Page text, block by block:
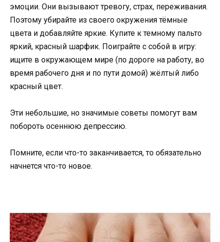
эмоции. Они вызывают тревогу, страх, переживания.
Поэтому убирайте из своего окружения тёмные
цвета и добавляйте яркие. Купите к темному пальто
яркий, красный шарфик. Поиграйте с собой в игру:
ищите в окружающем мире (по дороге на работу, во
время рабочего дня и по пути домой) жёлтый либо
красный цвет.
Эти небольшие, но значимые советы помогут вам
побороть осеннюю депрессию.
Помните, если что-то заканчивается, то обязательно
начнется что-то новое.